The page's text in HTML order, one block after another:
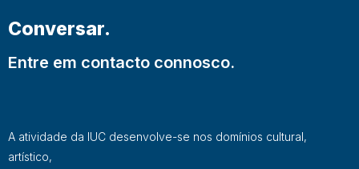
Conversar.
Entre em contacto connosco.
A atividade da IUC desenvolve-se nos domínios cultural,
artístico,